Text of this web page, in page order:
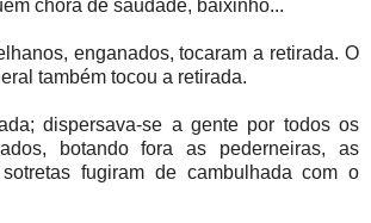
chora de saudade, baixinho...
enganados, tocaram a retirada. O
também tocou a retirada.
dispersava-se a gente por todos os
botando fora as pederneiras, as
fugiram de cambulhada com o